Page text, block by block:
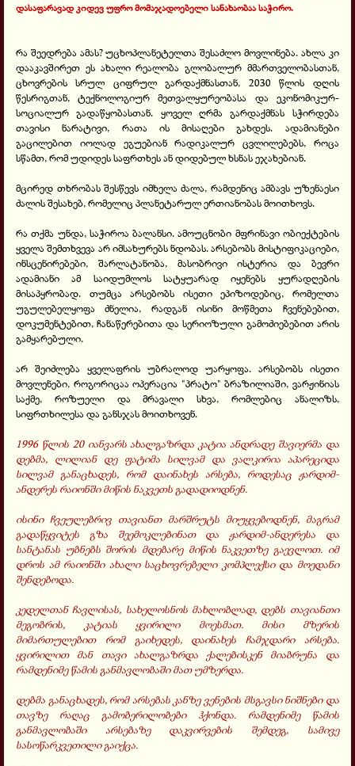
დასაფარავად კიდევ უფრო მომაჯადოებელი სანახაობაა საჭირო.
რა შეედრება ამას? უცხოპლანეტელთა შესაძლო მოვლინება. ახლა კი
დააკავშირეთ ეს ახალი რეალობა გლობალურ მმართველობასთან,
ცხოვრების სრულ ციფრულ გარდაქმნასთან, 2030 წლის დღის
წესრიგთან, ტექნოლოგიურ მეთვალყურეობასა და ეკონომიკურ-
სოციალურ გადაწყობასთან. ყოველ ღრმა გარდაქმნას სჭირდება
თავისი ნარატივი, რათა ის მისაღები გახდეს. ადამიანები
გაცილებით იოლად ეგუებიან რადიკალურ ცვლილებებს, როცა
სწამთ, რომ უდიდეს საფრთხეს ან დიდებულ ხსნას ეჯახებიან.
მცირედ თხრობას შესწევს იმხელა ძალა, რამდენიც ამბავს უზენაესი
ძალის შესახებ, რომელიც პლანეტარულ ერთიანობას მოითხოვს.
რა თქმა უნდა, საჭიროა ბალანსი. ამოუცნობი მფრინავი ობიექტების
ყველა შემთხვევა არ იმსახურებს ნდობას. არსებობს მისტიფიკაციები,
ინსცენირებები, შარლატანობა, მასობრივი ისტერია და ბევრი
ადამიანი ამ საიდუმლოს სატყუარად იყენებს ყურადღების
მისაპყრობად. თუმცა არსებობს ისეთი ეპიზოდებიც, რომელთა
უგულებელყოფა ძნელია, რადგან ისინი მოწმეთა ჩვენებებით,
დოკუმენტებით, ჩანაწერებითა და სერიოზული გამოძიებებით არის
გამყარებული.
არ შეიძლება ყველაფრის უბრალოდ უარყოფა. არსებობს ისეთი
მოვლენები, როგორიცაა ოპერაცია "პრატო" ბრაზილიაში, ვარჟინიას
საქმე, როზუელი და მრავალი სხვა, რომლებიც ანალიზს,
სიფრთხილესა და განსჯას მოითხოვენ.
1996 წლის 20 იანვარს ახალგაზრდა კატია ანდრადე შავიერმა და
დებმა, ლილიან დე ფატიმა სილვამ და ვალკირია აპარეციდა
სილვამ განაცხადეს, რომ დაინახეს არსება, როდესაც ჟარდიმ-
ანდერეს რაიონში მიწის ნაკვეთს გადადიოდნენ.
ისინი ჩვეულებრივ თავიანთ მარშრუტს მიუყვებოდნენ, მაგრამ
გადაწყვიტეს გზა შეემოკლებინათ და ჟარდიმ-ანდერესა და
სანტანას უბნებს შორის მდებარე მიწის ნაკვეთზე გაევლოთ. იმ
დროს ამ რაიონში ახალი საცხოვრებელი კომპლექსი და მოედანი
შენდებოდა.
კედელთან ჩავლისას, სახელოსნოს მახლობლად, დებს თავიანთი
მეგობრის, კატიას ყვირილი მოესმათ. მისი მზერის
მიმართულებით რომ გაიხედეს, დაინახეს
ჩამჯდარი არსება.
ყვირილით მან თავი ახალგაზრდა ქალებისკენ მიაბრუნა და
რამდენიმე წამის განმავლობაში მათ უმზერდა.
დებმა განაცხადეს, რომ არსებას კანზე ვენების მსგავსი ნიშნები და
თავზე რაღაც გამობერილობები ჰქონდა. რამდენიმე წამის
განმავლობაში არსებაზე დაკვირვების შემდეგ, სამივე
სასოწარკვეთილი გაიქცა.